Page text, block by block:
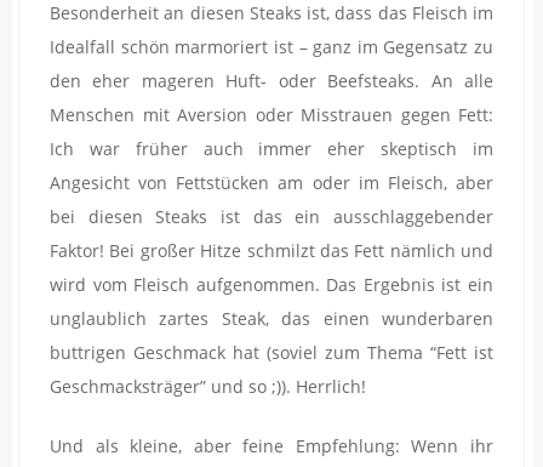
Besonderheit an diesen Steaks ist, dass das Fleisch im
Idealfall schön marmoriert ist – ganz im Gegensatz zu
den eher mageren Huft- oder Beefsteaks. An alle
Menschen mit Aversion oder Misstrauen gegen Fett:
Ich war früher auch immer eher skeptisch im
Angesicht von Fettstücken am oder im Fleisch, aber
bei diesen Steaks ist das ein ausschlaggebender
Faktor! Bei großer Hitze schmilzt das Fett nämlich und
wird vom Fleisch aufgenommen. Das Ergebnis ist ein
unglaublich zartes Steak, das einen wunderbaren
buttrigen Geschmack hat (soviel zum Thema “Fett ist
Geschmacksträger” und so ;)). Herrlich!
Und als kleine, aber feine Empfehlung: Wenn ihr